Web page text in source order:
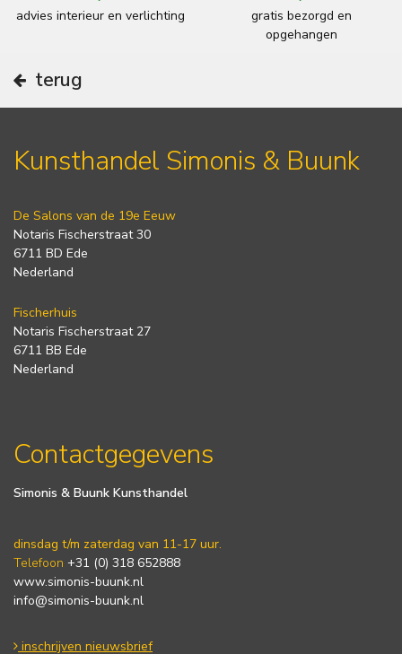
advies interieur en verlichting
gratis bezorgd en
opgehangen
terug
Kunsthandel Simonis & Buunk
De Salons van de 19e Eeuw
Notaris Fischerstraat 30
6711 BD Ede
Nederland
Fischerhuis
Notaris Fischerstraat 27
6711 BB Ede
Nederland
Contactgegevens
Simonis & Buunk Kunsthandel
dinsdag t/m zaterdag van 11-17 uur.
Telefoon +31 (0) 318 652888
www.simonis-buunk.nl
info@simonis-buunk.nl
inschrijven nieuwsbrief